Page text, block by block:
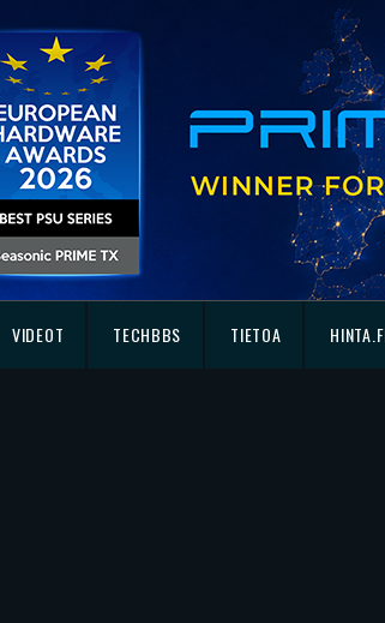
VIDEOT TECHBBS TIETOA